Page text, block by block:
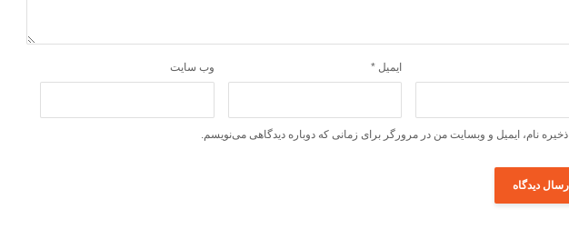
ایمیل * وب‌ سایت
ذخیره نام، ایمیل و وبسایت من در مرورگر برای زمانی که دوباره دیدگاهی می‌نویسم.